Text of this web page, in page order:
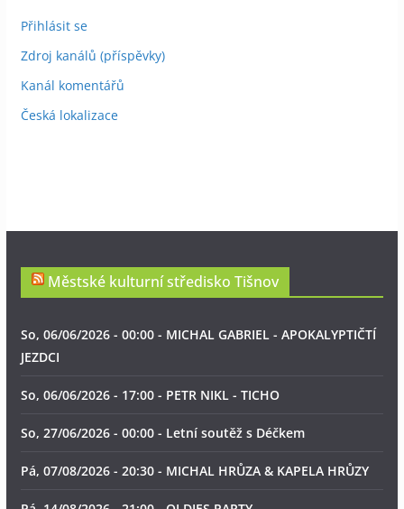
Přihlásit se
Zdroj kanálů (příspěvky)
Kanál komentářů
Česká lokalizace
Městské kulturní středisko Tišnov
So, 06/06/2026 - 00:00 - MICHAL GABRIEL - APOKALYPTIČTÍ
JEZDCI
So, 06/06/2026 - 17:00 - PETR NIKL - TICHO
So, 27/06/2026 - 00:00 - Letní soutěž s Déčkem
Pá, 07/08/2026 - 20:30 - MICHAL HRŮZA & KAPELA HRŮZY